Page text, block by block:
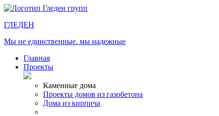
ГЛЕДЕН
Мы не единственные. мы надежные
Главная
Проекты
Каменные дома
Проекты домов из газобетона
Дома из кирпича